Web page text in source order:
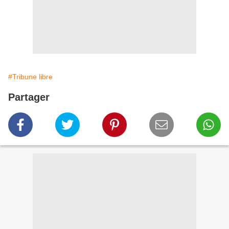
#Tribune libre
Partager